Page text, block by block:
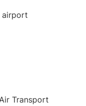
Transport